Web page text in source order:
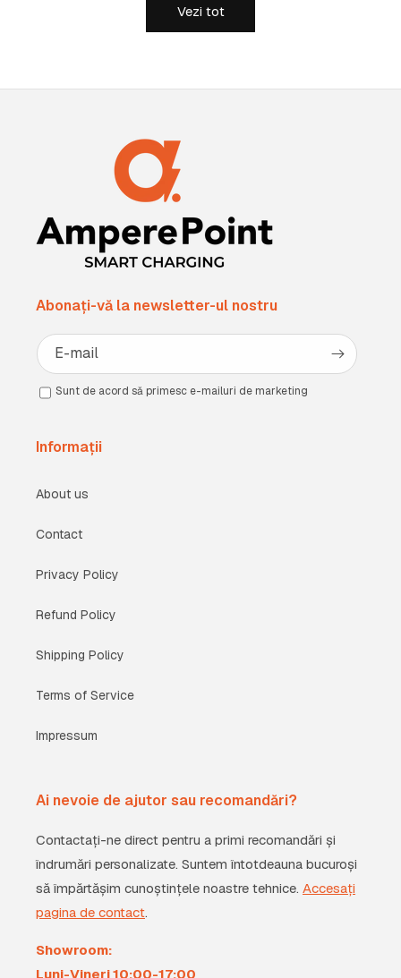
Vezi tot
Abonați-vă la newsletter-ul nostru
E-mail
Sunt de acord să primesc e-mailuri de marketing
Informații
About us
Contact
Privacy Policy
Refund Policy
Shipping Policy
Terms of Service
Impressum
Ai nevoie de ajutor sau recomandări?
Contactați-ne direct pentru a primi recomandări și
îndrumări personalizate. Suntem întotdeauna bucuroși
să împărtășim cunoștințele noastre tehnice. Accesați
pagina de contact.
Showroom:
Luni-Vineri 10:00-17:00